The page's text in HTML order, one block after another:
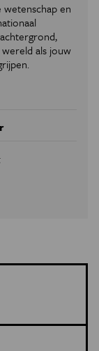
wetenschap en
als jouw